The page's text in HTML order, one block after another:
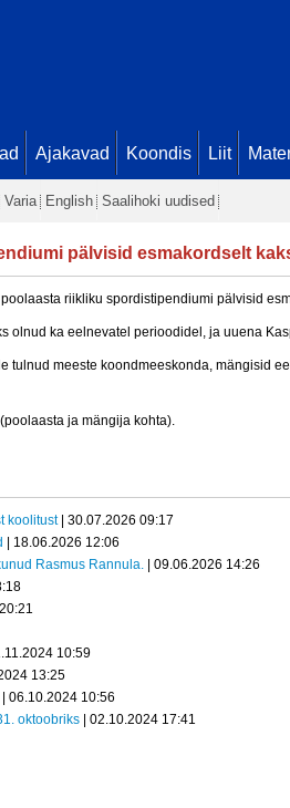
Ajakavad Koondis Liit
Varia English Saalihoki uudised
pälvisid esmakordselt
riikliku spordistipendiumi pälvisid
olnud ka eelnevatel perioodidel, ja uuena
tulnud meeste koondmeeskonda, mängisid
ja mängija kohta).
koolitust| 30.07.2026 09:17
| 18.06.2026 12:06
Rasmus Rannula. | 09.06.2026 14:26
10:59
13:25
| 06.10.2024 10:56
oktoobriks | 02.10.2024 17:41